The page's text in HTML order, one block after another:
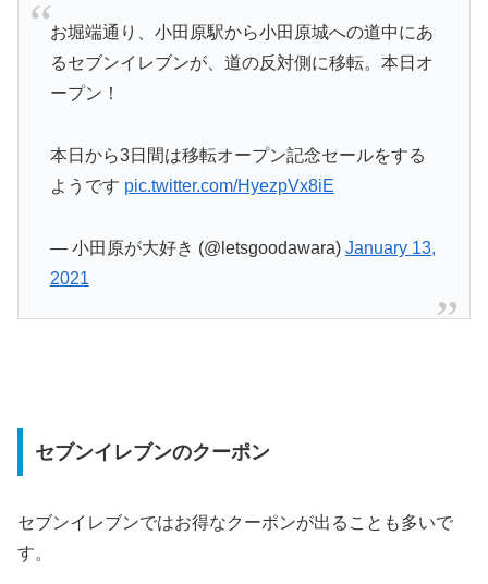
お堀端通り、小田原駅から小田原城への道中にあ
るセブンイレブンが、道の反対側に移転。本日オ
ープン！
本日から3日間は移転オープン記念セールをする
ようです pic.twitter.com/HyezpVx8iE
— 小田原が大好き (@letsgoodawara) January 13,
2021
セブンイレブンのクーポン
セブンイレブンではお得なクーポンが出ることも多いで
す。